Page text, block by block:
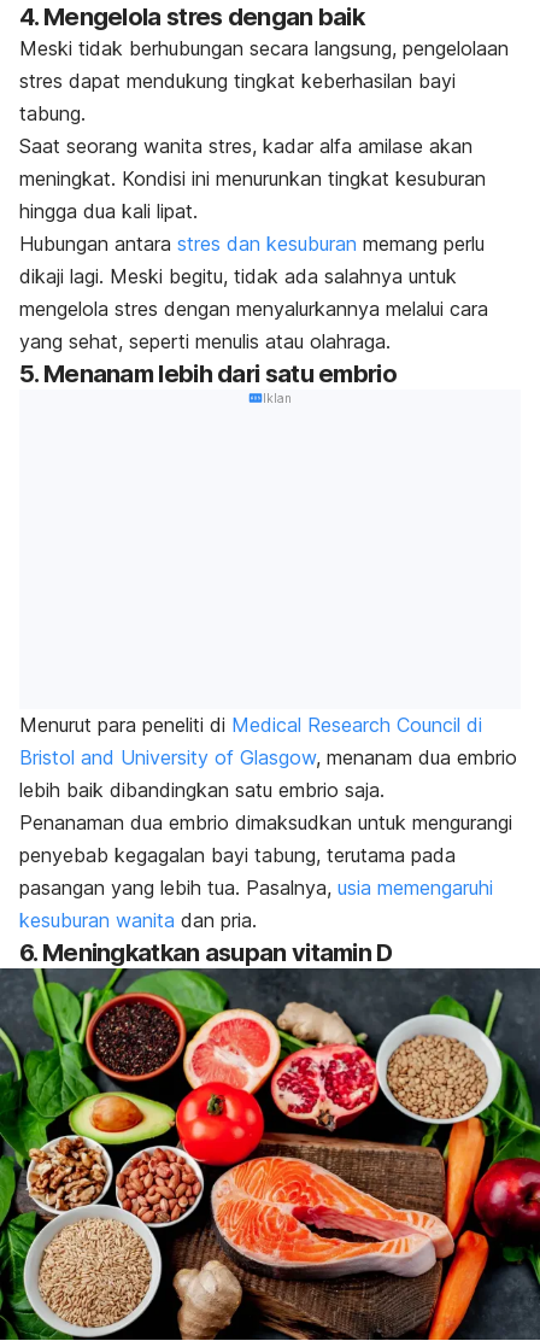
4. Mengelola stres dengan baik
Meski tidak berhubungan secara langsung, pengelolaan
stres dapat mendukung tingkat keberhasilan bayi
tabung.
Saat seorang wanita stres, kadar alfa amilase akan
meningkat. Kondisi ini menurunkan tingkat kesuburan
hingga dua kali lipat.
Hubungan antara stres dan kesuburan memang perlu
dikaji lagi. Meski begitu, tidak ada salahnya untuk
mengelola stres dengan menyalurkannya melalui cara
yang sehat, seperti menulis atau olahraga.
5. Menanam lebih dari satu embrio
Iklan
Menurut para peneliti di Medical Research Council di
Bristol and University of Glasgow, menanam dua embrio
lebih baik dibandingkan satu embrio saja.
Penanaman dua embrio dimaksudkan untuk mengurangi
penyebab kegagalan bayi tabung, terutama pada
pasangan yang lebih tua. Pasalnya, usia memengaruhi
kesuburan wanita dan pria.
6. Meningkatkan asupan vitamin D